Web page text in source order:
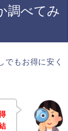
調べてみ
でもお得に安く